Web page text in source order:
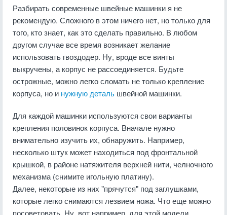
Разбирать современные швейные машинки я не
рекомендую. Сложного в этом ничего нет, но только для
того, кто знает, как это сделать правильно. В любом
другом случае все время возникает желание
использовать гвоздодер. Ну, вроде все винты
выкручены, а корпус не рассоединяется. Будьте
острожные, можно легко сломать не только крепление
корпуса, но и нужную деталь швейной машинки.
Для каждой машинки используются свои варианты
крепления половинок корпуса. Вначале нужно
внимательно изучить их, обнаружить. Например,
несколько штук может находиться под фронтальной
крышкой, в районе натяжителя верхней нити, челночного
механизма (снимите игольную платину).
Далее, некоторые из них "прячутся" под заглушками,
которые легко снимаются лезвием ножа. Что еще можно
посоветовать. Ну, вот например, для этой модели